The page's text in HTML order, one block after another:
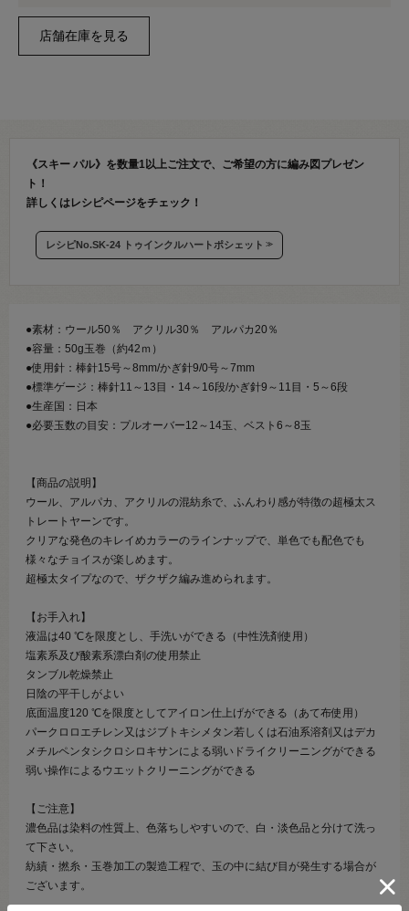
《スキー パル》を数量1以上ご注文で、ご希望の方に編み図プレゼン
ト！
詳しくはレシピページをチェック！
レシピNo.SK-24 トゥインクルハートポシェット
●素材：ウール50％ アクリル30％ アルパカ20％
●容量：50g玉巻（約42ｍ）
●使用針：棒針15号～8mm/かぎ針9/0号～7mm
●標準ゲージ：棒針11～13目・14～16段/かぎ針9～11目・5～6段
●生産国：日本
●必要玉数の目安：プルオーバー12～14玉、ベスト6～8玉
【商品の説明】
ウール、アルパカ、アクリルの混紡糸で、ふんわり感が特徴の超極太ス
トレートヤーンです。
クリアな発色のキレイめカラーのラインナップで、単色でも配色でも
様々なチョイスが楽しめます。
超極太タイプなので、ザクザク編み進められます。
【お手入れ】
液温は40 ℃を限度とし、手洗いができる（中性洗剤使用）
塩素系及び酸素系漂白剤の使用禁止
タンブル乾燥禁止
日陰の平干しがよい
底面温度120 ℃を限度としてアイロン仕上げができる（あて布使用）
パークロロエチレン又はジブトキシメタン若しくは石油系溶剤又はデカ
メチルペンタシクロシロキサンによる弱いドライクリーニングができる
弱い操作によるウエットクリーニングができる
【ご注意】
濃色品は染料の性質上、色落ちしやすいので、白・淡色品と分けて洗っ
て下さい。
紡績・撚糸・玉巻加工の製造工程で、玉の中に結び目が発生する場合が
ございます。